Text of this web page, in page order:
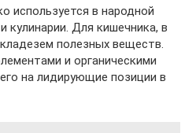
используется в народной
кулинарии. Для кишечника, в
полезных веществ.
и органическими
на лидирующие позиции в